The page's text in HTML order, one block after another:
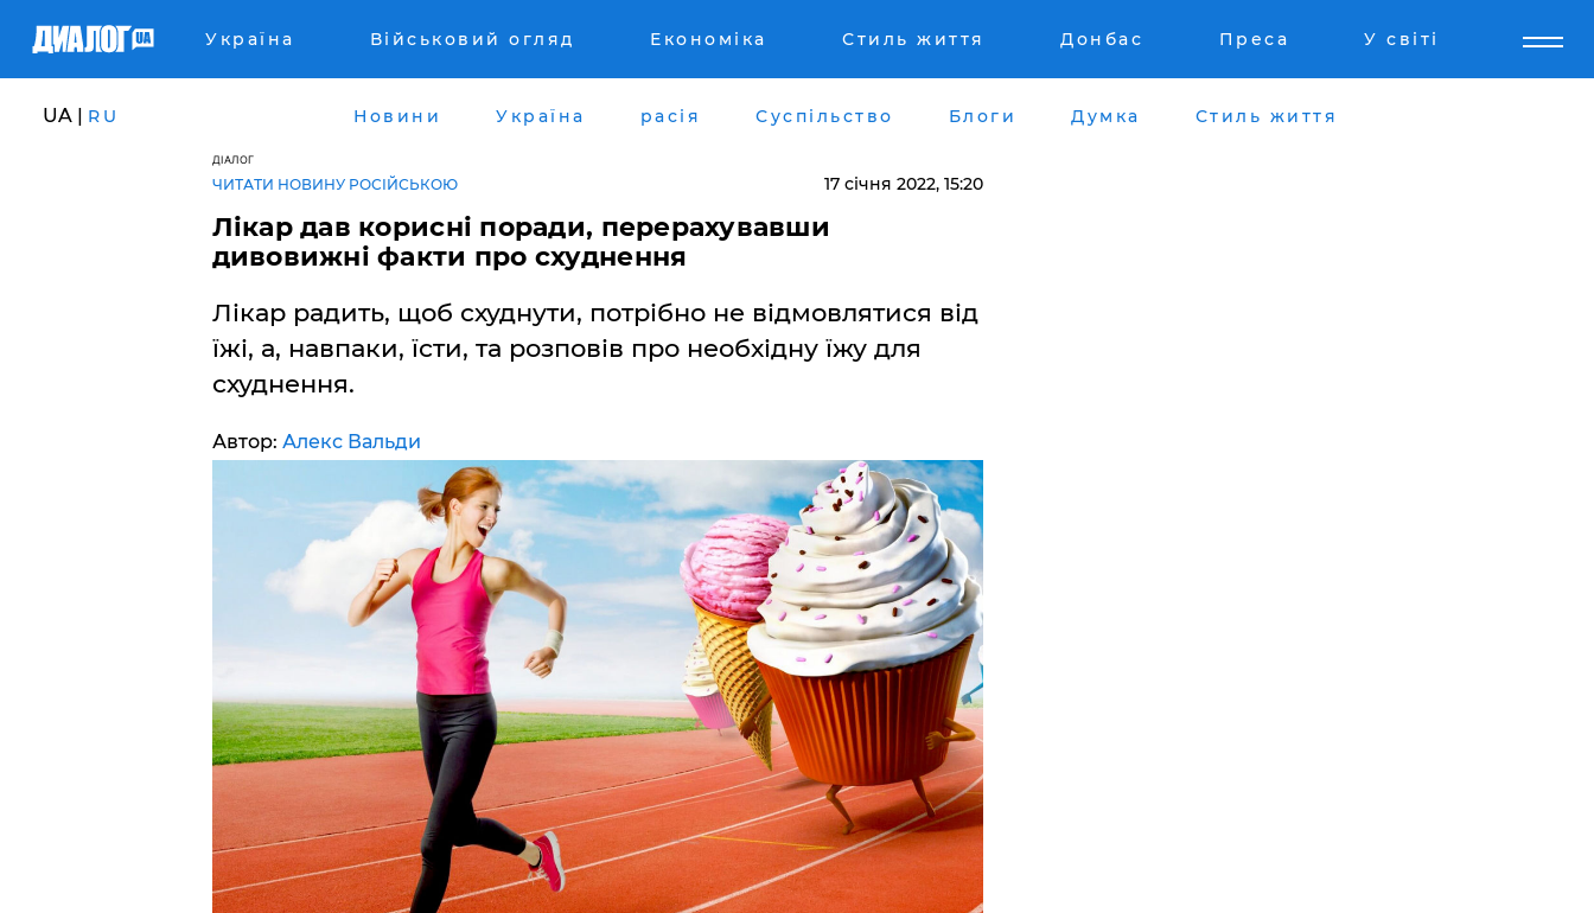
Україна Військовий огляд Економіка Стиль життя Донбас Преса У світі
UA | RU Новини Україна расія Суспільство Блоги Думка Стиль життя
ДІАЛОГ
ЧИТАТИ НОВИНУ РОСІЙСЬКОЮ 17 січня 2022, 15:20
Лікар дав корисні поради, перерахувавши
дивовижні факти про схуднення
Лікар радить, щоб схуднути, потрібно не відмовлятися від
їжі, а, навпаки, їсти, та розповів про необхідну їжу для
схуднення.
Автор: Алекс Вальди